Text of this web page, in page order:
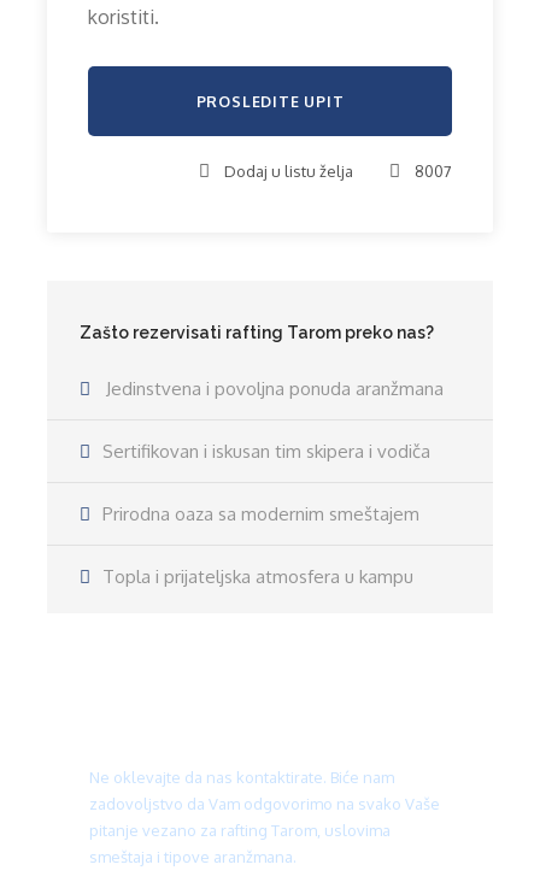
koristiti.
Dodaj u listu želja 8007
Zašto rezervisati rafting Tarom preko nas?
Jedinstvena i povoljna ponuda aranžmana
Sertifikovan i iskusan tim skipera i vodiča
Prirodna oaza sa modernim smeštajem
Topla i prijateljska atmosfera u kampu
Ne oklevajte da nas kontaktirate. Biće nam
zadovoljstvo da Vam odgovorimo na svako Vaše
pitanje vezano za rafting Tarom, uslovima
smeštaja i tipove aranžmana.